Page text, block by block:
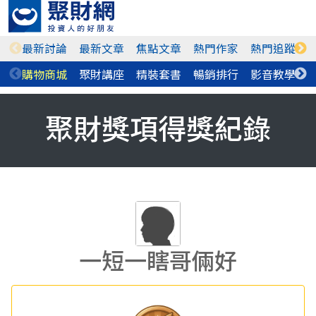
最新討論 最新文章 焦點文章 熱門作家 熱門追蹤
購物商城 聚財講座 精裝套書 暢銷排行 影音教學
聚財獎項得獎紀錄
一短一瞎哥倆好